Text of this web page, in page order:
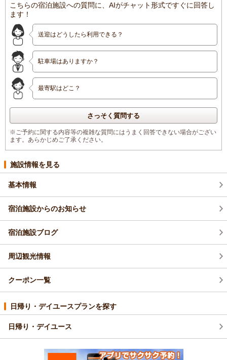
こちらの宿泊施設への質問に、AIがチャット形式ですぐに回答し
ます！
送迎はどうしたら利用できる？
駐車場はありますか？
最寄駅はどこ？
さっそく質問する
※ご予約に関する内容等の複雑な質問にはうまく回答できない場合がござい
ます。あらかじめご了承ください。
施設情報を見る
基本情報
宿泊施設からのお知らせ
宿泊施設ブログ
周辺観光情報
クーポン一覧
日帰り・デイユースプランを探す
日帰り・デイユース